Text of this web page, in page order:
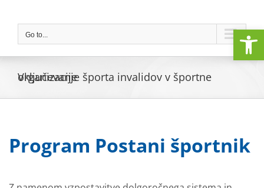
contentGo to...
Vključevanje športa invalidov v športne organizacije
Program Postani športnik